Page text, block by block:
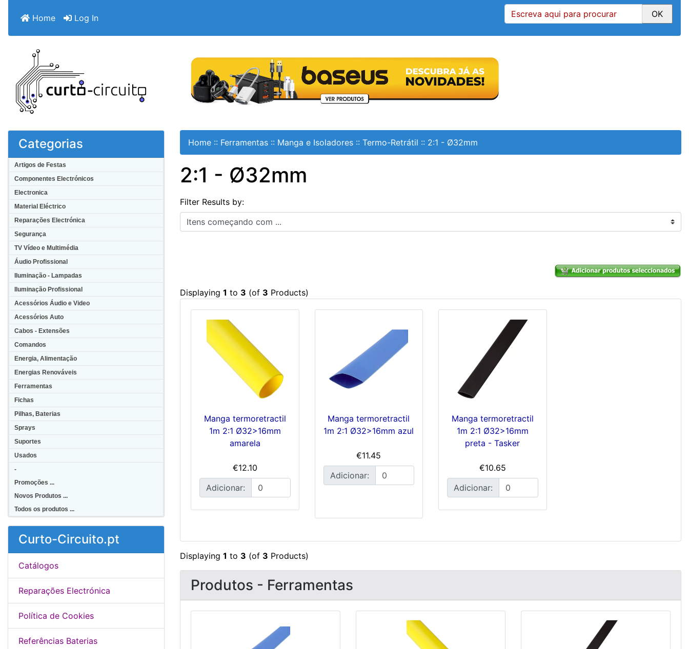
Home Log In
Categorias
Artigos de Festas
Componentes Electrónicos
Electronica
Material Eléctrico
Reparações Electrónica
Segurança
TV Vídeo e Multimédia
Áudio Profissional
Iluminação - Lampadas
Iluminação Profissional
Acessórios Áudio e Video
Acessórios Auto
Cabos - Extensões
Comandos
Energia, Alimentação
Energias Renováveis
Ferramentas
Fichas
Pilhas, Baterias
Sprays
Suportes
Usados
-
Promoções ...
Novos Produtos ...
Todos os produtos ...
Curto-Circuito.pt
Catálogos
Reparações Electrónica
Política de Cookies
Referências Baterias
Home :: Ferramentas :: Manga e Isoladores :: Termo-Retrátil :: 2:1 - Ø32mm
2:1 - Ø32mm
Filter Results by:
Itens começando com ...
Displaying 1 to 3 (of 3 Products)
Manga termoretractil
1m 2:1 Ø32>16mm
amarela
€12.10
Adicionar:
Manga termoretractil
1m 2:1 Ø32>16mm azul
€11.45
Adicionar:
Manga termoretractil
1m 2:1 Ø32>16mm
preta - Tasker
€10.65
Adicionar:
Displaying 1 to 3 (of 3 Products)
Produtos - Ferramentas